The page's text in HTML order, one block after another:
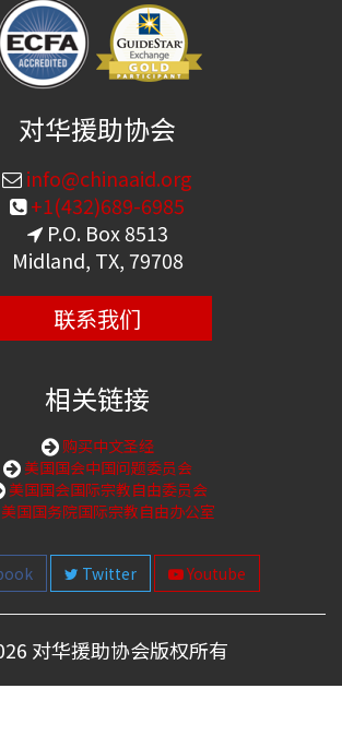
对华援助协会
info@chinaaid.org
+1(432)689-6985
P.O. Box 8513
Midland, TX, 79708
联系我们
相关链接
购买中文圣经
美国国会中国问题委员会
美国国会国际宗教自由委员会
国国务院国际宗教自由办公室
Twitter Youtube
对华援助协会版权所有